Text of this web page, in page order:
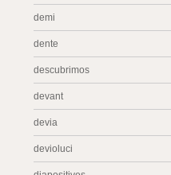
demi
dente
descubrimos
devant
devia
devioluci